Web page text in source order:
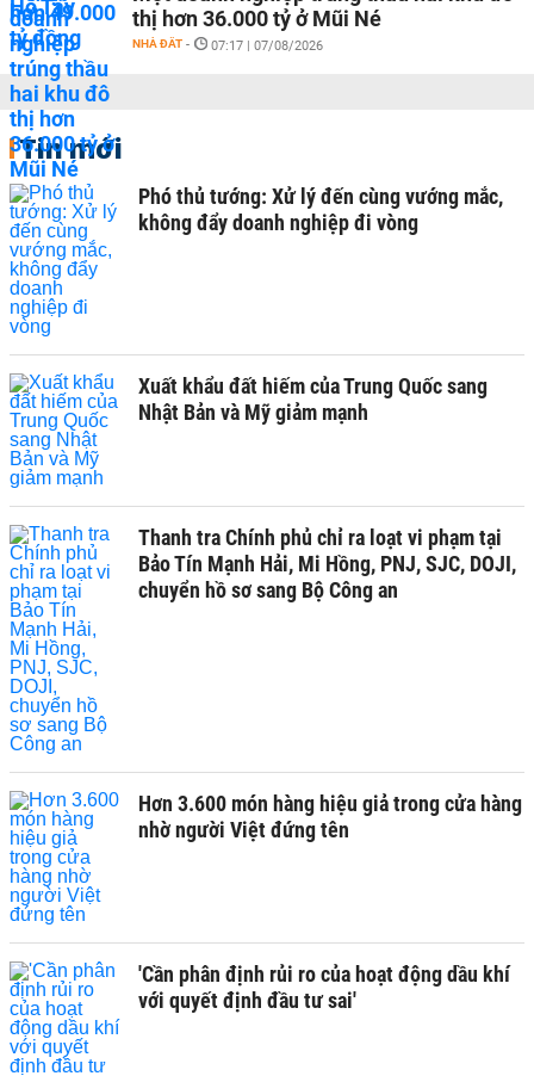
thị hơn 36.000 tỷ ở Mũi Né
NHÀ ĐẤT - 07:17 | 07/08/2026
Tin mới
Phó thủ tướng: Xử lý đến cùng vướng mắc,
không đẩy doanh nghiệp đi vòng
Xuất khẩu đất hiếm của Trung Quốc sang
Nhật Bản và Mỹ giảm mạnh
Thanh tra Chính phủ chỉ ra loạt vi phạm tại
Bảo Tín Mạnh Hải, Mi Hồng, PNJ, SJC, DOJI,
chuyển hồ sơ sang Bộ Công an
Hơn 3.600 món hàng hiệu giả trong cửa hàng
nhờ người Việt đứng tên
'Cần phân định rủi ro của hoạt động dầu khí
với quyết định đầu tư sai'